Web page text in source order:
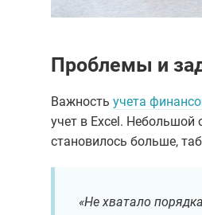
Проблемы и
Важность учета
учет в Excel.
становилось больше,
«Не хватало